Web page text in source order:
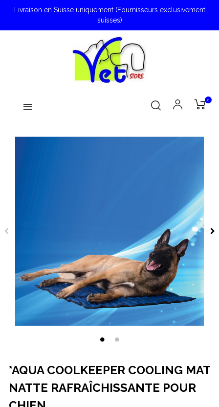
Livraison en Suisse uniquement (Fournisseurs exclusivement
suisses)
0
*AQUA COOLKEEPER COOLING MAT
NATTE RAFRAÎCHISSANTE POUR